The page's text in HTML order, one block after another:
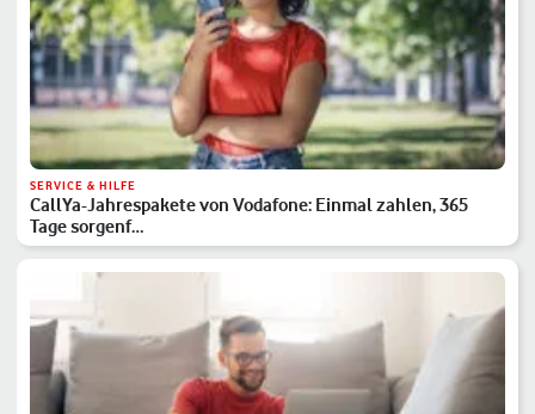
SERVICE & HILFE
CallYa-Jahrespakete von Vodafone: Einmal zahlen, 365
Tage sorgenf…